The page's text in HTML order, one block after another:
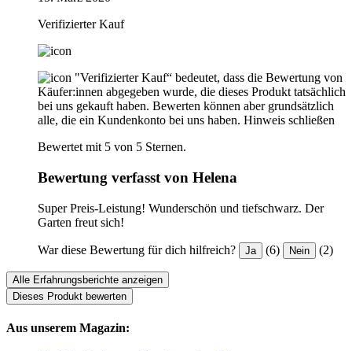
Verifizierter Kauf
"Verifizierter Kauf“ bedeutet, dass die Bewertung von
Käufer:innen abgegeben wurde, die dieses Produkt tatsächlich
bei uns gekauft haben. Bewerten können aber grundsätzlich
alle, die ein Kundenkonto bei uns haben. Hinweis schließen
Bewertet mit 5 von 5 Sternen.
Bewertung verfasst von Helena
Super Preis-Leistung! Wunderschön und tiefschwarz. Der
Garten freut sich!
War diese Bewertung für dich hilfreich? Ja (6) Nein (2)
Alle Erfahrungsberichte anzeigen
Dieses Produkt bewerten
Aus unserem Magazin: